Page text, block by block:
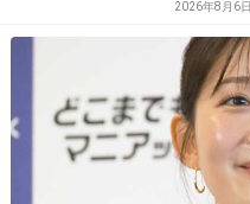
私なら別れたら速攻
2位 高橋藍 3位 大谷翔平2026年8月6日